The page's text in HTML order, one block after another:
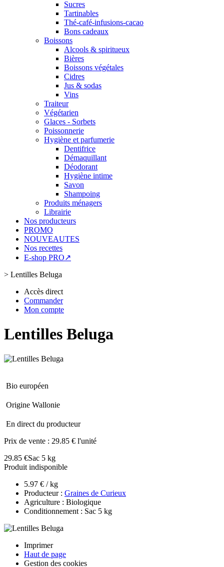
Sucres
Tartinables
Thé-café-infusions-cacao
Bons cadeaux
Boissons
Alcools & spiritueux
Bières
Boissons végétales
Cidres
Jus & sodas
Vins
Traiteur
Végétarien
Glaces - Sorbets
Poissonnerie
Hygiène et parfumerie
Dentifrice
Démaquillant
Déodorant
Hygiène intime
Savon
Shampoing
Produits ménagers
Librairie
Nos producteurs
PROMO
NOUVEAUTES
Nos recettes
E-shop PRO↗
> Lentilles Beluga
Accès direct
Commander
Mon compte
Lentilles Beluga
Bio européen
Origine Wallonie
En direct du producteur
Prix de vente : 29.85 € l'unité
29.85 €Sac 5 kg
Produit indisponible
5.97 € / kg
Producteur : Graines de Curieux
Agriculture : Biologique
Conditionnement : Sac 5 kg
Imprimer
Haut de page
Gestion des cookies